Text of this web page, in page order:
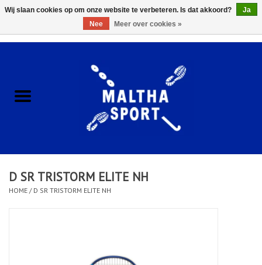
ACCESSOIRES/HARDWARE
KLEDING
CLUBSHOPS
D SR TRISTORM ELITE NH
HOME / D SR TRISTORM ELITE NH
Wij slaan cookies op om onze website te verbeteren. Is dat akkoord?
Ja
Nee
Meer over cookies »